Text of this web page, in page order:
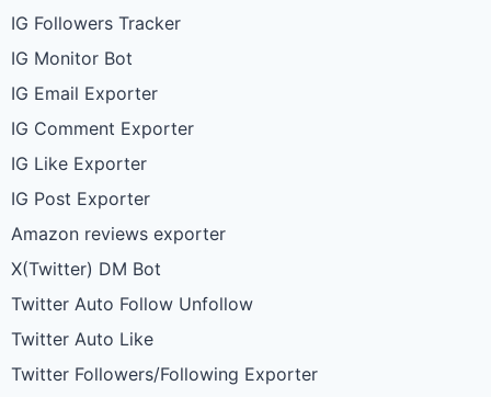
IG Followers Tracker
IG Monitor Bot
IG Email Exporter
IG Comment Exporter
IG Like Exporter
IG Post Exporter
Amazon reviews exporter
X(Twitter) DM Bot
Twitter Auto Follow Unfollow
Twitter Auto Like
Twitter Followers/Following Exporter